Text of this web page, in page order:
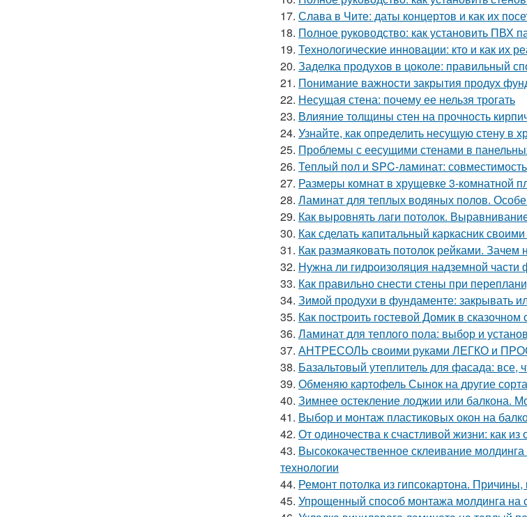
17. Слава в Чите: даты концертов и как их
18. Полное руководство: как установить ПВХ
19. Технологические инновации: кто и как их
20. Заделка продухов в цоколе: правильный
21. Понимание важности закрытия продух
22. Несущая стена: почему ее нельзя трогать
23. Влияние толщины стен на прочность
24. Узнайте, как определить несущую стену в
25. Проблемы с еесущими стенами в
26. Теплый пол и SPC-ламинат:
27. Размеры комнат в хрущевке 3-комнатной
28. Ламинат для теплых водяных полов.
29. Как выровнять лаги потолок.
30. Как сделать капитальный каркасник
31. Как размаяковать потолок рейками.
32. Нужна ли гидроизоляция надземной
33. Как правильно снести стены при
34. Зимой продухи в фундаменте: закрывать
35. Как построить гостевой Домик в
36. Ламинат для теплого пола: выбор и
37. АНТРЕСОЛЬ своими руками ЛЕГКО и
38. Базальтовый утеплитель для фасада:
39. Обменяю картофель Сынок на другие
40. Зимнее остекление лоджии или балкона.
41. Выбор и монтаж пластиковых окон на
42. От одиночества к счастливой жизни: как
43. Высококачественное склеивание
технологии
44. Ремонт потолка из гипсокартона.
45. Упрощенный способ монтажа молдинга на